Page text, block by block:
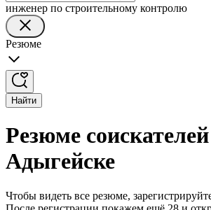
инженер по строительному контролю
Резюме
Найти
Резюме
Адыгейске
Чтобы видеть все резюме,